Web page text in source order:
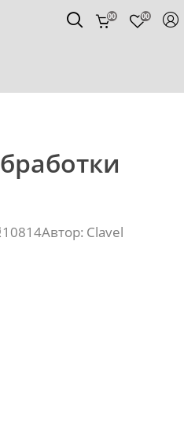
00 00
10814Автор: Clavel